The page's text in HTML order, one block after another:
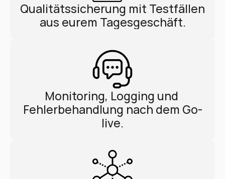
Qualitätssicherung mit Testfällen
aus eurem Tagesgeschäft.
Monitoring, Logging und
Fehlerbehandlung nach dem Go-
live.